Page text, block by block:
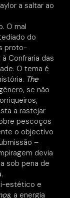
a saltar ao
O mal
do
proto-
Confraria das
O tema é
The
se não
a rastejar
pescoços
o objectivo
–
devia
sob pena de
estético e
, a energia